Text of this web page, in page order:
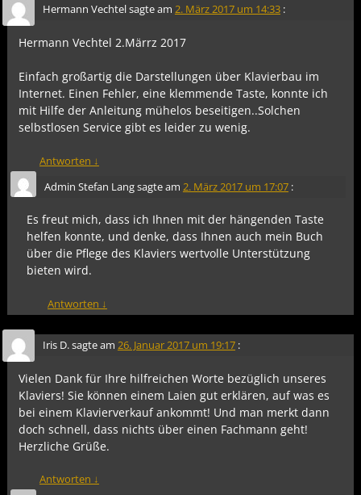
Hermann Vechtelsagte am 2. März 2017 um 14:33 :
Hermann Vechtel 2.Märrz 2017
Einfach großartig die Darstellungen über Klavierbau im
Internet. Einen Fehler, eine klemmende Taste, konnte ich
mit Hilfe der Anleitung mühelos beseitigen..Solchen
selbstlosen Service gibt es leider zu wenig.
Antworten ↓
Admin Stefan Langsagte am 2. März 2017 um 17:07 :
Es freut mich, dass ich Ihnen mit der hängenden Taste
helfen konnte, und denke, dass Ihnen auch mein Buch
über die Pflege des Klaviers wertvolle Unterstützung
bieten wird.
Antworten ↓
Iris D.sagte am 26. Januar 2017 um 19:17 :
Vielen Dank für Ihre hilfreichen Worte bezüglich unseres
Klaviers! Sie können einem Laien gut erklären, auf was es
bei einem Klavierverkauf ankommt! Und man merkt dann
doch schnell, dass nichts über einen Fachmann geht!
Herzliche Grüße.
Antworten ↓